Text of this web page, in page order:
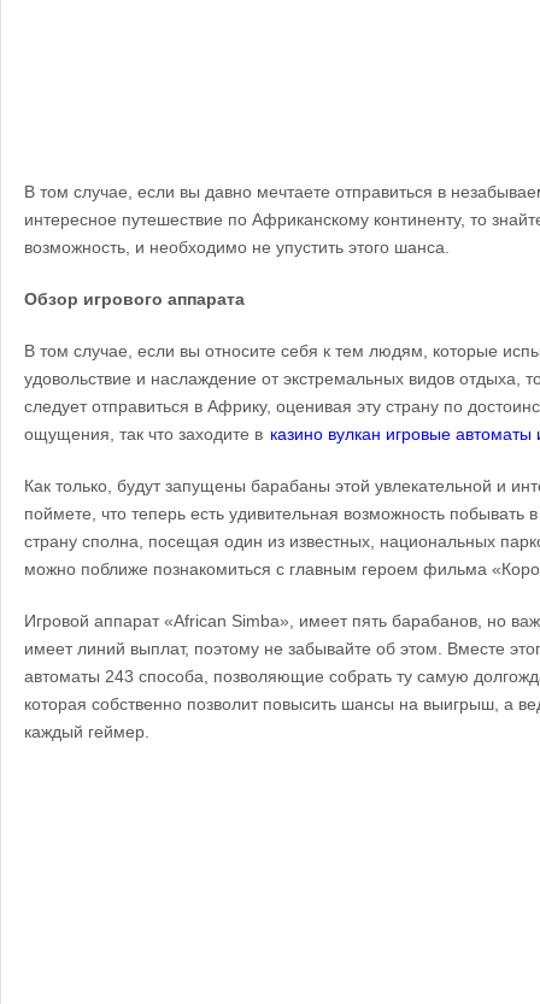
В том случае, если вы давно мечтаете отправиться в
интересное путешествие по Африканскому континенту, то
возможность, и необходимо не упустить этого шанса.
Обзор игрового аппарата
В том случае, если вы относите себя к тем людям, которые
удовольствие и наслаждение от экстремальных видов отдыха,
следует отправиться в Африку, оценивая эту страну по
ощущения, так что заходите в казино вулкан игровые автоматы
Как только, будут запущены барабаны этой увлекательной и
поймете, что теперь есть удивительная возможность побывать
страну сполна, посещая один из известных, национальных
можно поближе познакомиться с главным героем фильма
Игровой аппарат «African Simba», имеет пять барабанов, но
имеет линий выплат, поэтому не забывайте об этом. Вместе
автоматы 243 способа, позволяющие собрать ту самую
которая собственно позволит повысить шансы на выигрыш, а
каждый геймер.